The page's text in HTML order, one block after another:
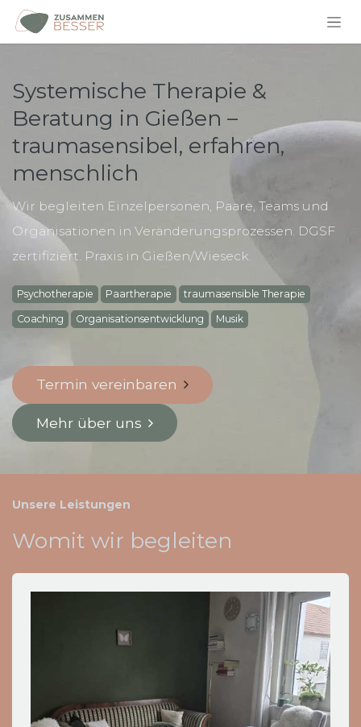
Zum Inhalt springen
Systemische Therapie &
Beratung in Gießen –
traumasensibel, erfahren,
menschlich
Wir begleiten Einzelpersonen, Paare, Teams und
Organisationen in Veränderungsprozessen. DGSF
zertifiziert. Praxis in Gießen/Wieseck.
Psychotherapie Paartherapie traumasensible Therapie
Coaching Organisationsentwicklung Musik
Termin vereinbaren
Mehr über uns
Unsere Leistungen
Womit wir begleiten